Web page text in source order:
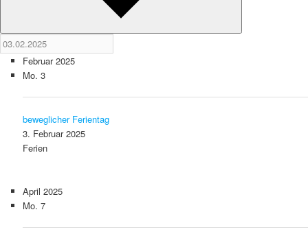
Februar 2025
Mo. 3
beweglicher Ferientag
3. Februar 2025
Ferien
April 2025
Mo. 7